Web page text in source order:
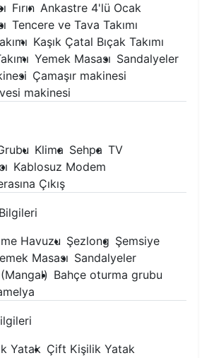
Fırın Ankastre 4'lü Ocak
Tencere ve Tava Takımı
Kaşık Çatal Bıçak Takımı
Yemek Masası Sandalyeler
Çamaşır makinesi
makinesi
Klima Sehpa TV
Kablosuz Modem
Çıkış
Havuzu Şezlong Şemsiye
Masası Sandalyeler
Bahçe oturma grubu
Yatak Çift Kişilik Yatak